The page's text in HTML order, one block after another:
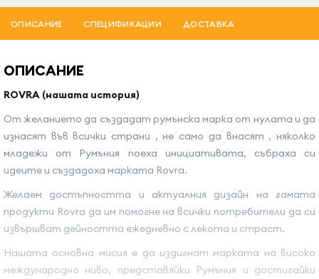
ОПИСАНИЕ СПЕЦИФИКАЦИИ ДОСТАВКА
ОПИСАНИЕ
ROVRA (нашата история)
От желанието да създадат румънска марка от нулата и да
изнасят във всички страни , не само да внасят , няколко
младежи от Румъния поеха инициативата, събраха си
идеите и създадоха марката Rovra.
Желаем достъпността и актуалния дизайн на гамата
продукти Rovra да им помогне на всички потребители да си
извършват дейността ежедневно с лекота и страст.
Нашата основна мисия е да издигнат марката на високо
международно ниво, представяйки Румъния и достигайки